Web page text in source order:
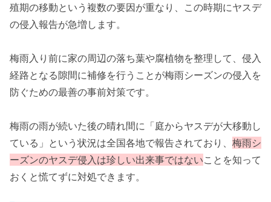
殖期の移動という複数の要因が重なり、この時期にヤスデ
の侵入報告が急増します。
梅雨入り前に家の周辺の落ち葉や腐植物を整理して、侵入
経路となる隙間に補修を行うことが梅雨シーズンの侵入を
防ぐための最善の事前対策です。
梅雨の雨が続いた後の晴れ間に「庭からヤスデが大移動し
ている」という状況は全国各地で報告されており、 梅雨シ
ーズンのヤスデ侵入は珍しい出来事ではないことを知って
おくと慌てずに対処できます。